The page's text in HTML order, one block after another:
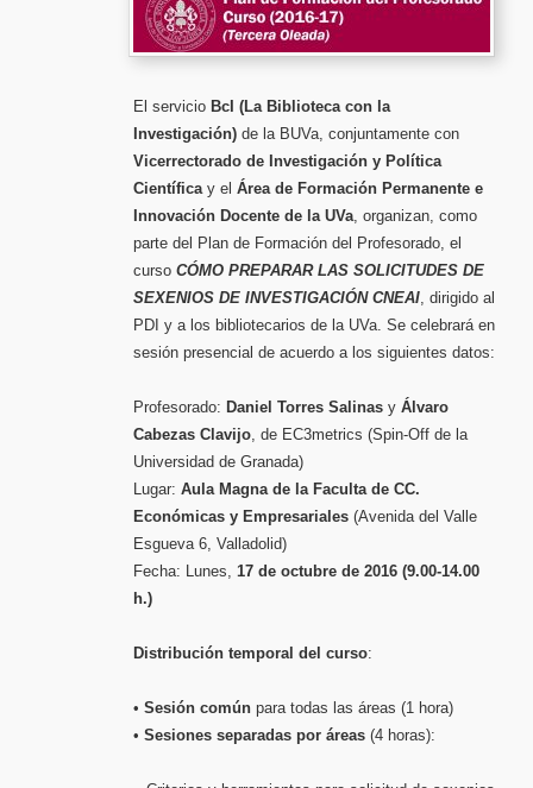
El servicio BcI (La Biblioteca con la
Investigación)de la BUVa, conjuntamente con
Vicerrectorado de Investigación y Política
Científicay el Área de Formación Permanente e
Innovación Docente de la UVa, organizan, como
parte del Plan de Formación del Profesorado, el
curso CÓMO PREPARAR LAS SOLICITUDES DE
SEXENIOS DE INVESTIGACIÓN CNEAI, dirigido al
PDI y a los bibliotecarios de la UVa. Se celebrará en
sesión presencial de acuerdo a los siguientes datos:
Profesorado: Daniel Torres Salinasy Álvaro
Cabezas Clavijo, de EC3metrics (Spin-Off de la
Universidad de Granada)
Lugar: Aula Magna de la Faculta de CC.
Económicas y Empresariales(Avenida del Valle
Esgueva 6, Valladolid)
Fecha: Lunes, 17 de octubre de 2016 (9.00-14.00
h.)
Distribución temporal del curso:
• Sesión comúnpara todas las áreas (1 hora)
• Sesiones separadas por áreas(4 horas):